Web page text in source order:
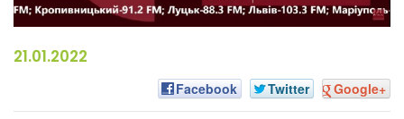
21.01.2022
Facebook Twitter Google+